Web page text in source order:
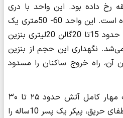
آپارتمانی ۳طبقه رخ داده بود. این واحد با دری
مجزا از 2طبقه دیگر جدا شده است. این واحد 60- 50متری یک
ورودی کوچک داشت و در آن حدود 15تا 20گالن 20لیتری بنزین
نگهداری این حجم از بنزین
آن، راه خروج ساکنان را مسدود
خارستانی اضافه کرد: عملیات مهار کامل آتش حدود ۲۵ تا ۳۰
دقیقه طول کشید و پس از اطفای حریق، پیکر یک پسر 10ساله را